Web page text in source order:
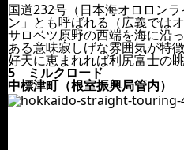
国道232号（日本海オロロン
ン」とも呼ばれる（広義では
サロベツ原野の西端を海に沿
ある意味寂しげな雰囲気が特
好天に恵まれれば利尻富士の
5 ミルクロード
中標津町（根室振興局管内）